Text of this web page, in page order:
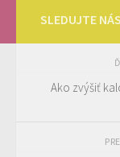
SLEDUJTE
Ako zvýšiť